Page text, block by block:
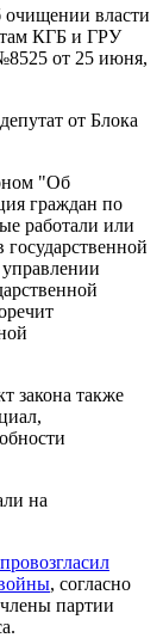
очищении власти
КГБ и ГРУ
от 25 июня,
от Блока
"Об
граждан по
работали или
закона также
на
, согласно
партии